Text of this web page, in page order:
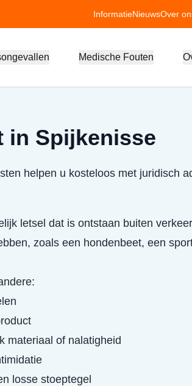
InformatieNieuwsOver
Medische Fouten
in Spijkenisse
helpen u kosteloos met juridisch
letsel dat is ontstaan buiten
zoals een hondenbeet, een
materiaal of nalatigheid
losse stoeptegel